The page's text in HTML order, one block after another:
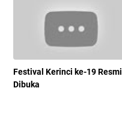
Festival Kerinci ke-19 Resmi
Dibuka